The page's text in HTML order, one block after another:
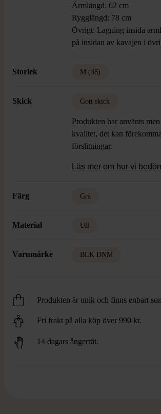
Ärmlängd: 62 cm
Rygglängd: 78 cm
Övrigt: Lagning insida
på insidan av kavajen i
Storlek M (48)
Skick Gott skick
Produkten har använts
kvalitet, det kan
förslitningar.
Läs mer om hur vi
Färg Grå
Material Ull
Varumärke BLK DNM
Produkten är unik och finns enbart
Fri frakt på alla köp över 990 kr.
14 dagars ångerrät.